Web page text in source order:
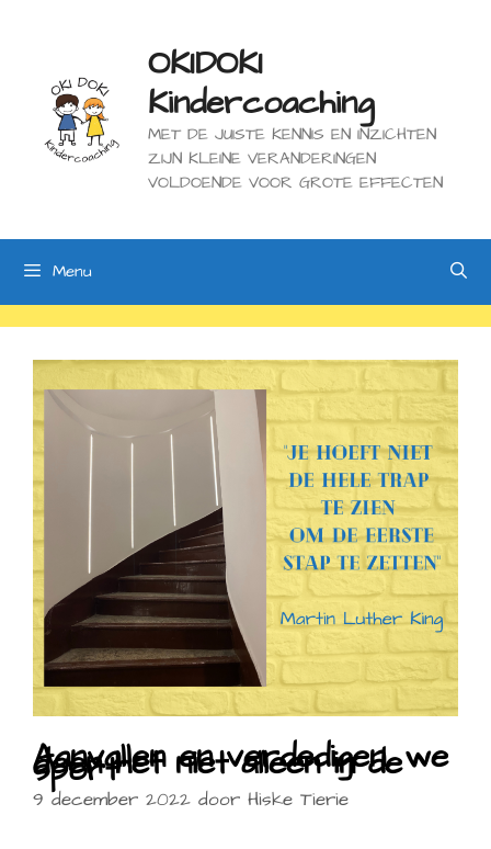
OKIDOKI
Kindercoaching
MET DE JUISTE KENNIS EN INZICHTEN
ZIJN KLEINE VERANDERINGEN
VOLDOENDE VOOR GROTE EFFECTEN
Menu
Aanvallen en verdedigen, we
doen het niet alleen in de
sport
9 december 2022 door Hiske Tierie